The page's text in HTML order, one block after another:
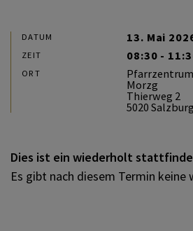
MITEINANDER
PFARRLEBEN
ICH MÖCHTE
DATUM 13. Mai
ZEIT 08:30 -
ORT
Morzg
Thierweg 2
5020 Salzburg
Dies ist ein wiederholt
Es gibt nach diesem Termin keine